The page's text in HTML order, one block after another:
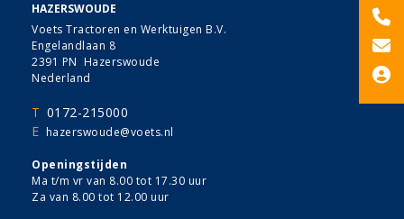
HAZERSWOUDE
Voets Tractoren en Werktuigen B.V.
Engelandlaan 8
2391 PN Hazerswoude
Nederland
T 0172-215000
E hazerswoude@voets.nl
Openingstijden
Ma t/m vr van 8.00 tot 17.30 uur
Za van 8.00 tot 12.00 uur